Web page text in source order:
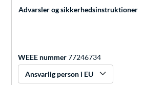
Advarsler og sikkerhedsinstruktioner
WEEE nummer77246734
Ansvarlig person i EU